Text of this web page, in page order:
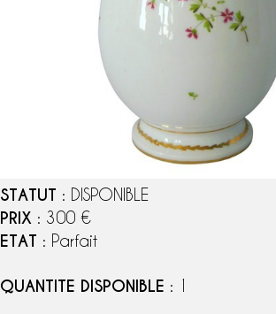
STATUT : DISPONIBLE
PRIX : 300 €
ETAT : Parfait
QUANTITE DISPONIBLE : 1